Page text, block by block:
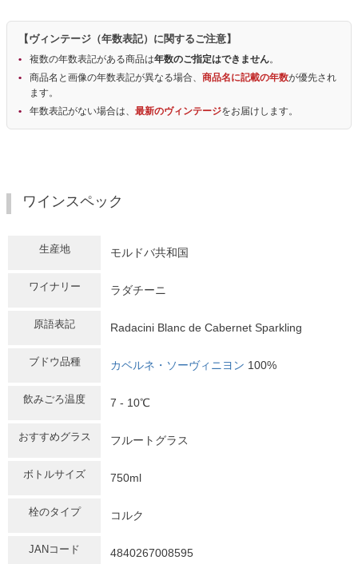
【ヴィンテージ（年数表記）に関するご注意】
複数の年数表記がある商品は年数のご指定はできません。
商品名と画像の年数表記が異なる場合、 商品名に記載の年数が優先され
ます。
年数表記がない場合は、 最新のヴィンテージをお届けします。
ワインスペック
生産地 モルドバ共和国
ワイナリー ラダチーニ
原語表記 Radacini Blanc de Cabernet Sparkling
ブドウ品種 カベルネ・ソーヴィニヨン 100%
飲みごろ温度 7 - 10℃
おすすめグラス フルートグラス
ボトルサイズ 750ml
栓のタイプ コルク
JANコード 4840267008595